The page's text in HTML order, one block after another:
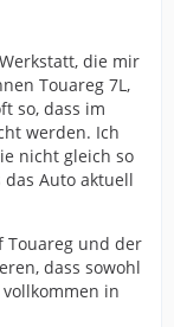
die mir
Touareg 7L,
so, dass im
werden. Ich
nicht gleich so
Auto aktuell
Touareg und der
dass sowohl
in